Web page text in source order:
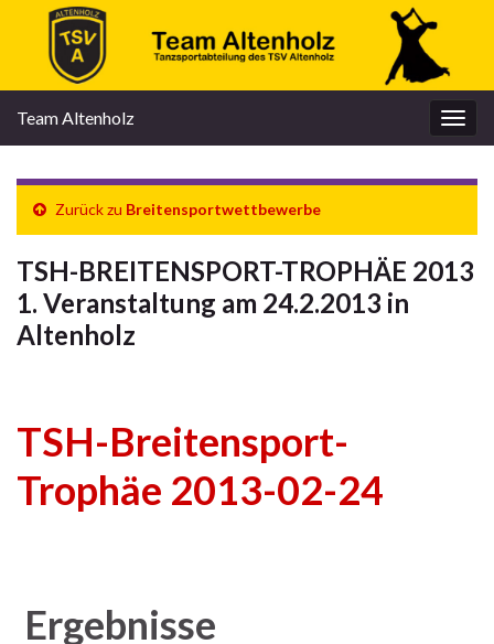
Team Altenholz
Zurück zu Breitensportwettbewerbe
TSH-BREITENSPORT-TROPHÄE 2013
1. Veranstaltung am 24.2.2013 in
Altenholz
TSH-Breitensport-
Trophäe 2013-02-24
Ergebnisse